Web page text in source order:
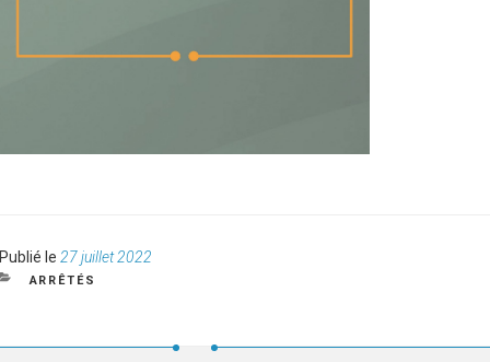
Publié le Publié
le
27 juillet 2022
CATÉGORIES
ARRÊTÉS